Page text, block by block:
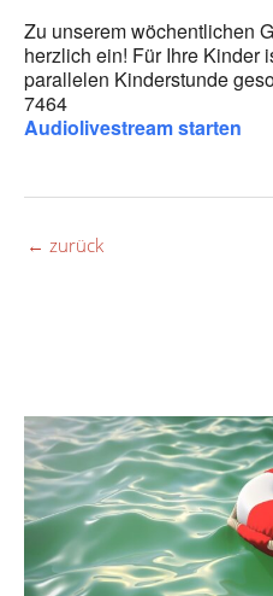
Zu unserem wöchentlichen
herzlich ein! Für Ihre Kinder
parallelen Kinderstunde
7464
Audiolivestream starten
← zurück